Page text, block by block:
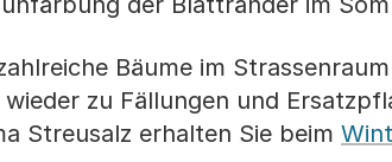
Bäume im
zu Fällungen und
Streusalz erhalten Sie beim